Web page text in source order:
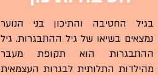
בגיל החטיבה והתיכון בני הנוער
נמצאים בשיאו של גיל ההתבגרות. גיל
ההתבגרות הוא תקופת מעבר
מהילדות התלותית לבגרות העצמאית